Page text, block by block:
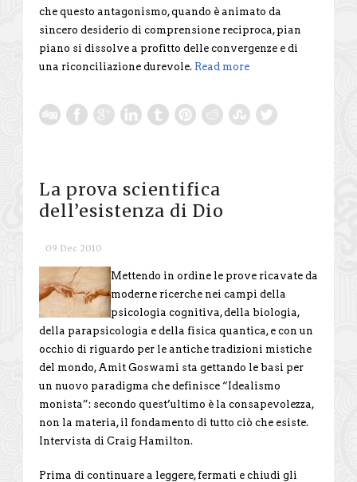
che questo antagonismo, quando è animato da
sincero desiderio di comprensione reciproca, pian
piano si dissolve a profitto delle convergenze e di
una riconciliazione durevole. Read more
La prova scientifica
dell’esistenza di Dio
09 Dec 2010
Mettendo in ordine le prove ricavate da
moderne ricerche nei campi della
psicologia cognitiva, della biologia,
della parapsicologia e della fisica quantica, e con un
occhio di riguardo per le antiche tradizioni mistiche
del mondo, Amit Goswami sta gettando le basi per
un nuovo paradigma che definisce “Idealismo
monista”: secondo quest’ultimo è la consapevolezza,
non la materia, il fondamento di tutto ciò che esiste.
Intervista di Craig Hamilton.
Prima di continuare a leggere, fermati e chiudi gli